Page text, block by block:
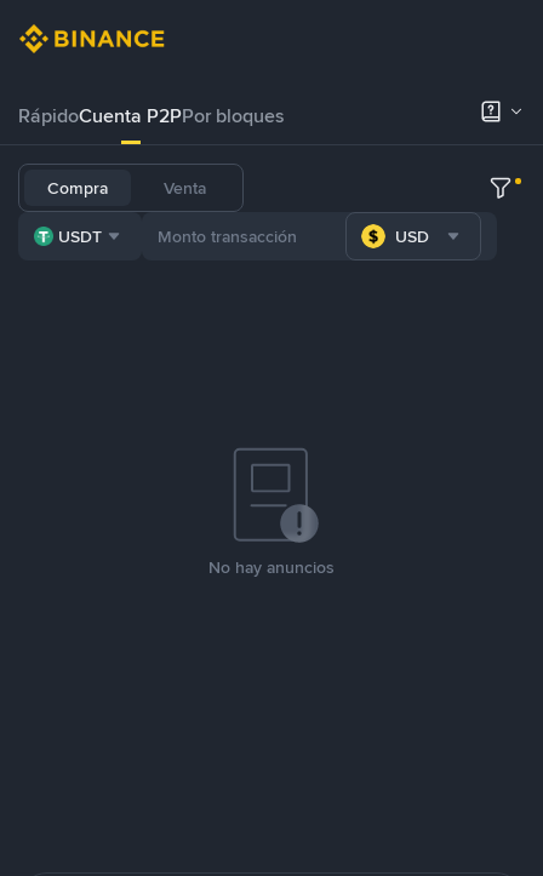
RápidoCuenta P2PPor bloques
Compra Venta
USDT USD
No hay anuncios